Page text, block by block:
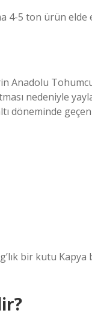
4-5 ton ürün elde
Anadolu
nedeniyle
döneminde
bir kutu